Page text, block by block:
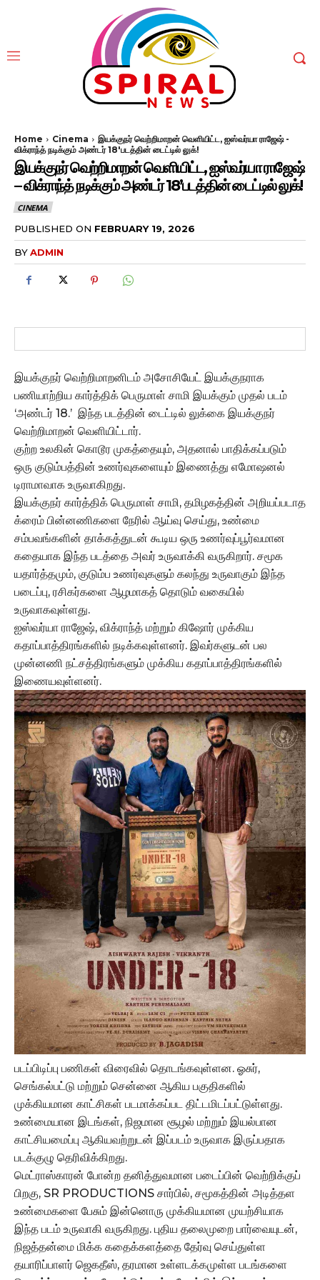
Home Cinema
இயக்குநர் வெற்றிமாறன் வெளியிட்ட, ஐஸ்வர்யா ராஜேஷ் -
விக்ராந்த் நடிக்கும் அண்டர் 18'படத்தின் டைட்டில் லுக்!
இயக்குநர் வெற்றிமாறன் வெளியிட்ட, ஐஸ்வர்யா ராஜேஷ்
– விக்ராந்த் நடிக்கும் அண்டர் 18’படத்தின் டைட்டில் லுக்!
CINEMA
PUBLISHED ON FEBRUARY 19, 2026
BYADMIN
இயக்குநர் வெற்றிமாறனிடம் அசோசியேட் இயக்குநராக
பணியாற்றிய கார்த்திக் பெருமாள் சாமி இயக்கும் முதல் படம்
‘அண்டர் 18.’ இந்த படத்தின் டைட்டில் லுக்கை இயக்குநர்
வெற்றிமாறன் வெளியிட்டார்.
குற்ற உலகின் கொடூர முகத்தையும், அதனால் பாதிக்கப்படும்
ஒரு குடும்பத்தின் உணர்வுகளையும் இணைத்து எமோஷனல்
டிராமாவாக உருவாகிறது.
இயக்குநர் கார்த்திக் பெருமாள் சாமி, தமிழகத்தின் அறியப்படாத
க்ரைம் பின்னணிகளை நேரில் ஆய்வு செய்து, உண்மை
சம்பவங்களின் தாக்கத்துடன் கூடிய ஒரு உணர்வுப்பூர்வமான
கதையாக இந்த படத்தை அவர் உருவாக்கி வருகிறார். சமூக
யதார்த்தமும், குடும்ப உணர்வுகளும் கலந்து உருவாகும் இந்த
படைப்பு, ரசிகர்களை ஆழமாகத் தொடும் வகையில்
உருவாகவுள்ளது.
ஐஸ்வர்யா ராஜேஷ், விக்ராந்த் மற்றும் கிஷோர் முக்கிய
கதாப்பாத்திரங்களில் நடிக்கவுள்ளனர். இவர்களுடன் பல
முன்னணி நட்சத்திரங்களும் முக்கிய கதாப்பாத்திரங்களில்
இணையவுள்ளனர்.
படப்பிடிப்பு பணிகள் விரைவில் தொடங்கவுள்ளன. ஓசுர்,
செங்கல்பட்டு மற்றும் சென்னை ஆகிய பகுதிகளில்
முக்கியமான காட்சிகள் படமாக்கப்பட திட்டமிடப்பட்டுள்ளது.
உண்மையான இடங்கள், நிஜமான சூழல் மற்றும் இயல்பான
காட்சியமைப்பு ஆகியவற்றுடன் இப்படம் உருவாக இருப்பதாக
படக்குழு தெரிவிக்கிறது.
மெட்ராஸ்காரன் போன்ற தனித்துவமான படைப்பின் வெற்றிக்குப்
பிறகு, SR PRODUCTIONS சார்பில், சமூகத்தின் அடித்தள
உண்மைகளை பேசும் இன்னொரு முக்கியமான முயற்சியாக
இந்த படம் உருவாகி வருகிறது. புதிய தலைமுறை பார்வையுடன்,
நிஜத்தன்மை மிக்க கதைக்களத்தை தேர்வு செய்துள்ள
தயாரிப்பாளர் ஜெகதீஸ், தரமான உள்ளடக்கமுள்ள படங்களை